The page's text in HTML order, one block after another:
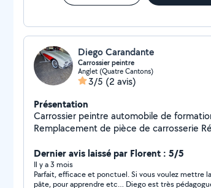
Diego Carandante
Carrossier peintre
Anglet (Quatre Cantons)
3/5 (2 avis)
Présentation
Carrossier peintre automobile de formation
Remplacement de pièce de carrosserie Rénovation de
peinture Disponible sur anglet
Dernier avis laissé par Florent : 5/5
Il y a 3 mois
Parfait, efficace et ponctuel. Si vous voulez mettre
pâte, pour apprendre etc… Diego est très